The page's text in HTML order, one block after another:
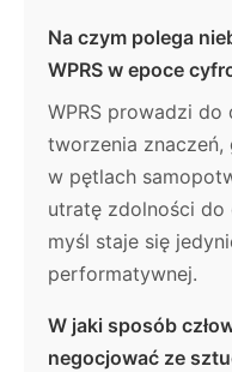
Na czym polega
WPRS w epoce
WPRS prowadzi do
tworzenia znaczeń,
w pętlach
utratę zdolności do
myśl staje się
performatywnej.
W jaki sposób
negocjować ze